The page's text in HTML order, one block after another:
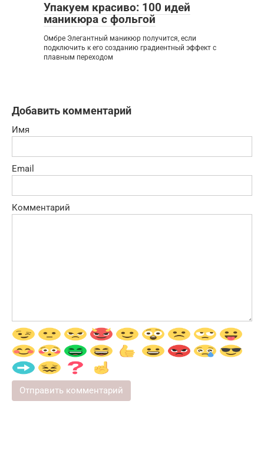
Упакуем красиво: 100 идей
маникюра с фольгой
Омбре Элегантный маникюр получится, если
подключить к его созданию градиентный эффект с
плавным переходом
Добавить комментарий
Имя
Email
Комментарий